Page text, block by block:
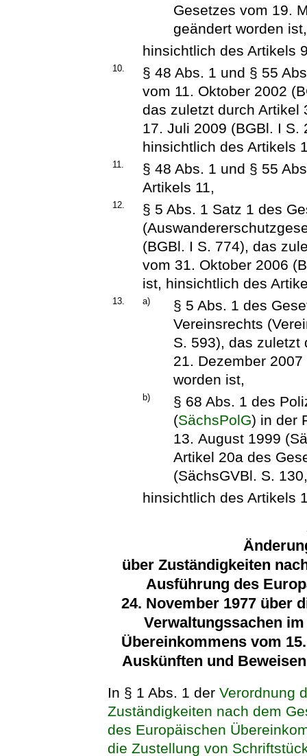
Gesetzes vom 19.
geändert worden ist,
hinsichtlich des Artikels
10.
§ 48 Abs. 1 und § 55
vom 11. Oktober 2002
das zuletzt durch Artikel
17. Juli 2009 (BGBl. I
hinsichtlich des Artikels
11.
§ 48 Abs. 1 und § 55
Artikels 11,
12.
§ 5 Abs. 1 Satz 1 des
(BGBl. I S. 774), das
vom 31. Oktober 2006
ist, hinsichtlich des
13. a)
§ 5 Abs. 1 des
Vereinsrechts
S. 593), das zuletzt
21. Dezember
worden ist,
b)
§ 68 Abs. 1 des
(SächsPolG) in der
13. August 1999
Artikel 20a des
(SächsGVBl. S.
hinsichtlich des Artikels
über Zuständigkeiten
Ausführung des
24. November 1977 über
Verwaltungssachen
Übereinkommens vom
Auskünften und
In § 1 Abs. 1 derVerordnung
Zuständigkeiten nach dem
des Europäischen
die Zustellung von